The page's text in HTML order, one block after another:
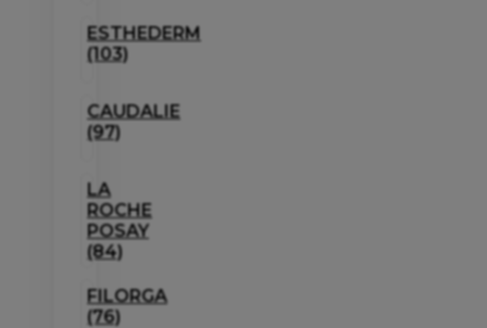
ESTHEDERM
(103)
CAUDALIE
(97)
LA
ROCHE
POSAY
(84)
FILORGA
(76)